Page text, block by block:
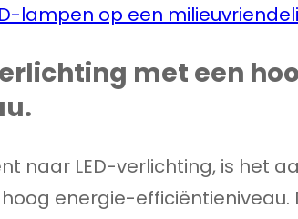
lampen op een
met een
naar LED-verlichting, is het
energie-efficiëntieniveau.